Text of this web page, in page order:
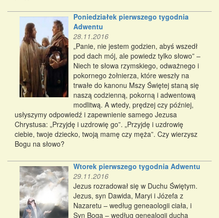
Poniedziałek pierwszego tygodnia
Adwentu
28.11.2016
„Panie, nie jestem godzien, abyś wszedł
pod dach mój, ale powiedz tylko słowo” –
Niech te słowa rzymskiego, odważnego i
pokornego żołnierza, które weszły na
trwałe do kanonu Mszy Świętej staną się
naszą codzienną, pokorną i adwentową
modlitwą. A wtedy, prędzej czy później,
usłyszymy odpowiedź i zapewnienie samego Jezusa
Chrystusa: „Przyjdę i uzdrowię go”. „Przyjdę i uzdrowię
ciebie, twoje dziecko, twoją mamę czy męża”. Czy wierzysz
Bogu na słowo?
Wtorek pierwszego tygodnia Adwentu
29.11.2016
Jezus rozradował się w Duchu Świętym.
Jezus, syn Dawida, Maryi i Józefa z
Nazaretu – według geneaologii ciała, i
Syn Boga – według genealogii ducha